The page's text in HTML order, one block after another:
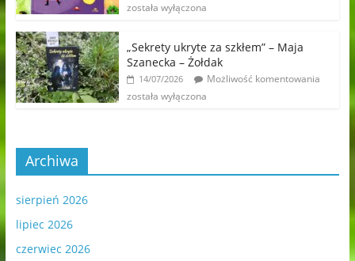
została wyłączona
„Sekrety ukryte za szkłem” – Maja
Szanecka – Żołdak
14/07/2026
Możliwość komentowania
została wyłączona
Archiwa
sierpień 2026
lipiec 2026
czerwiec 2026